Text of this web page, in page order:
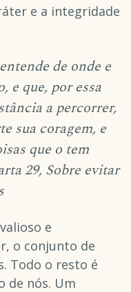
e a integridade
de onde e
e que, por essa
a percorrer,
sua coragem, e
que o tem
29, Sobre evitar
e
o conjunto de
Todo o resto é
de nós. Um